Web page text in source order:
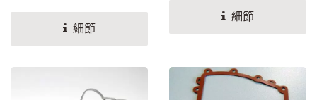
細節
據客戶需求製造精密的客製
密封墊圈。
細節